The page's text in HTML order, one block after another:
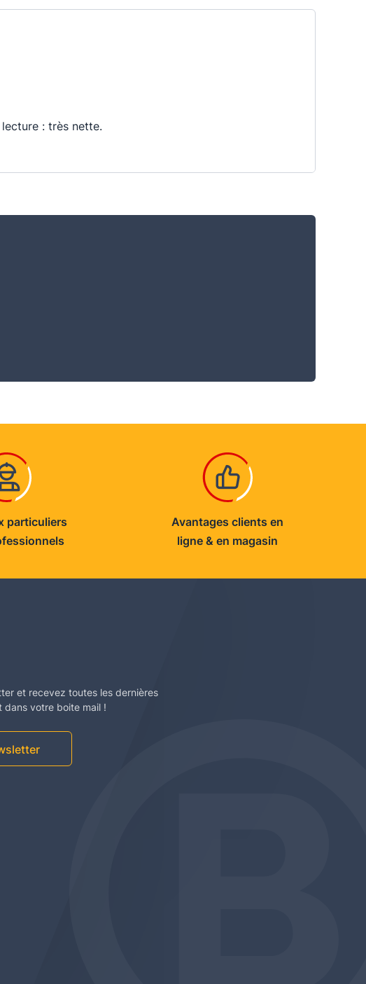
: très nette.
particuliers
Avantages clients en
ligne & en magasin
et recevez toutes les dernières
votre boite mail !